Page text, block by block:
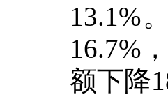
13.1%
16.7%
额下降